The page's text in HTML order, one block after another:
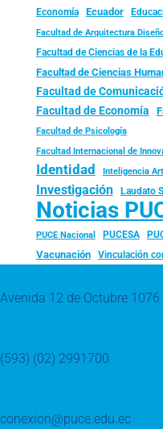
Economía Ecuador
Facultad de Arquitectura
Facultad de Ciencias de la
Facultad de Ciencias
Facultad de
Facultad de Economía
Facultad de Psicología
Facultad Internacional de
Identidad Inteligencia
Investigación Laudato
Noticias
PUCE Nacional PUCESA
Vacunación
Vinculación
Avenida 12 de Octubre
(593) (02) 2991700
conexion@puce.edu.ec